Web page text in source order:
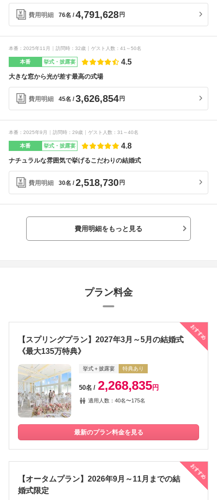
費用明細 76名 4,791,628 円
本番 2025年11月 訪問時 32歳 ゲスト人数 41～50名
本番 挙式・披露宴 4.5
大きな窓から光が差す最高の式場
費用明細 45名 3,626,854 円
本番 2025年9月 訪問時 29歳 ゲスト人数 31～40名
本番 挙式・披露宴 4.8
ナチュラルな雰囲気で挙げるこだわりの結婚式
費用明細 30名 2,518,730 円
費用明細をもっと見る
プラン料金
おすすめ
【スプリングプラン】2027年3月～5月の結婚式
《最大135万特典》
挙式＋披露宴 特典あり
50名 2,268,835円
適用人数：40名〜175名
最新のプラン料金を見る
おすすめ
【オータムプラン】2026年9月～11月までの結
婚式限定